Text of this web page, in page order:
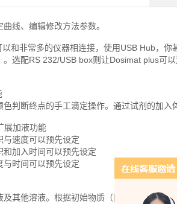
线、编辑修改方法参数。
和非常多的仪器相连接，使用USB Hub，
选配RS 232/USB box则让Dosimat plus可以
判断终点的手工滴定操作。通过试剂的加入
展加液功能
与速度可以预先设定
和加入时间可以预先设定
与时间可以预先设定
其他溶液。根据初始物质（固体或储存液